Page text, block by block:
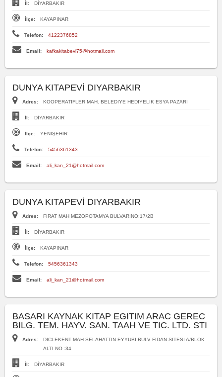
İl: DİYARBAKIR
İlçe: KAYAPINAR
Telefon: 4122376852
Email: kafkakitabevi75@hotmail.com
DUNYA KITAPEVİ DIYARBAKIR
Adres: KOOPERATIFLER MAH. BELEDIYE HEDIYELIK ESYA PAZARI
İl: DİYARBAKIR
İlçe: YENİŞEHİR
Telefon: 5456361343
Email: ali_kan_21@hotmail.com
DUNYA KITAPEVİ DIYARBAKIR
Adres: FIRAT MAH MEZOPOTAMYA BULVARINO:17/2B
İl: DİYARBAKIR
İlçe: KAYAPINAR
Telefon: 5456361343
Email: ali_kan_21@hotmail.com
BASARI KAYNAK KITAP EGITIM ARAC GEREC
BILG. TEM. HAYV. SAN. TAAH VE TIC. LTD. STI
Adres:
DICLEKENT MAH SELAHATTIN EYYUBI BULV FIDAN SITESI A/BLOK
ALTI NO :34
İl: DİYARBAKIR